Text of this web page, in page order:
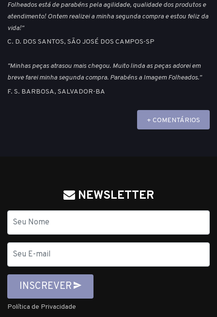
Folheados está de parabéns pela agilidade, qualidade dos produtos e
atendimento! Ontem realizei a minha segunda compra e estou feliz da
vida!"
C. D. DOS SANTOS, SÃO JOSÉ DOS CAMPOS-SP
"Minhas peças atrasou mais chegou. Muito linda as peças adorei em
breve farei minha segunda compra. Parabéns a Imagem Folheados."
F. S. BARBOSA, SALVADOR-BA
+ COMENTÁRIOS
NEWSLETTER
mail
INSCREVER
Política de Privacidade